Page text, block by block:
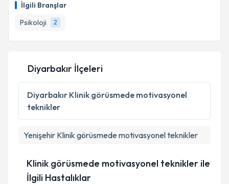
İlgili Branşlar
Psikoloji
2
Diyarbakır İlçeleri
Diyarbakır Klinik görüsmede motivasyonel
teknikler
Yenişehir Klinik görüsmede motivasyonel teknikler
Klinik görüsmede motivasyonel teknikler ile
İlgili Hastalıklar